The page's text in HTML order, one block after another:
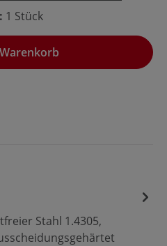
1 Stück
Stahl 1.4305,